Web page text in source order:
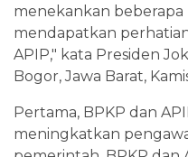
menekankan
mendapatkan
APIP," kata Presiden
Bogor, Jawa Barat,
Pertama, BPKP dan
meningkatkan